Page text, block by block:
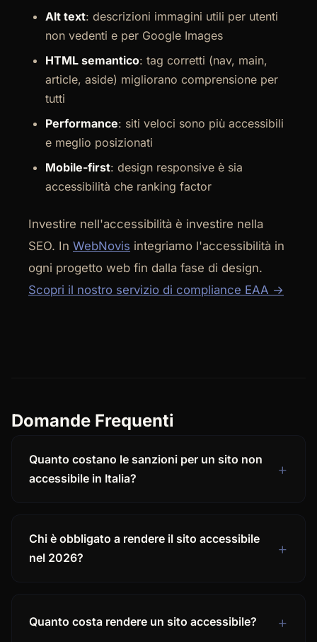
Alt text: descrizioni immagini utili per utenti
non vedenti e per Google Images
HTML semantico: tag corretti (nav, main,
article, aside) migliorano comprensione per
tutti
Performance: siti veloci sono più accessibili
e meglio posizionati
Mobile-first: design responsive è sia
accessibilità che ranking factor
Investire nell'accessibilità è investire nella
SEO. In WebNovis integriamo l'accessibilità in
ogni progetto web fin dalla fase di design.
Scopri il nostro servizio di compliance EAA →
Domande Frequenti
Quanto costano le sanzioni per un sito non
accessibile in Italia?
Chi è obbligato a rendere il sito accessibile
nel 2026?
Quanto costa rendere un sito accessibile?